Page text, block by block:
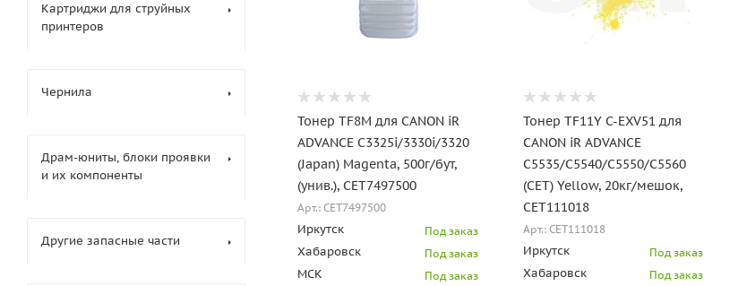
Тонер TF8M для CANON iR
ADVANCE C3325i/3330i/3320
(Japan) Magenta, 500г/бут,
(унив.), CET7497500
Арт.: CET7497500
Иркутск Под заказ
Хабаровск Под заказ
МСК Под заказ
Тонер TF11Y C-EXV51 для
CANON iR ADVANCE
C5535/C5540/C5550/C5560
(CET) Yellow, 20кг/мешок,
CET111018
Арт.: CET111018
Иркутск Под заказ
Хабаровск Под заказ
Картриджи для струйных
принтеров
Чернила
Драм-юниты, блоки проявки
и их компоненты
Другие запасные части